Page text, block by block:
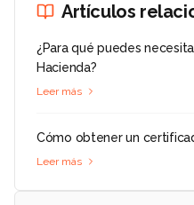
Artículos
¿Para qué puedes
Hacienda?
Leer más
Cómo obtener un
Leer más